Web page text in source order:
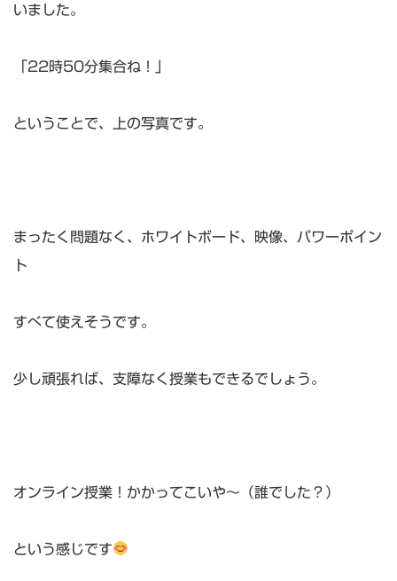
いました。
「22時50分集合ね！」
ということで、上の写真です。
まったく問題なく、ホワイトボード、映像、パワーポイン
ト
すべて使えそうです。
少し頑張れば、支障なく授業もできるでしょう。
オンライン授業！かかってこいや～（誰でした？）
という感じです